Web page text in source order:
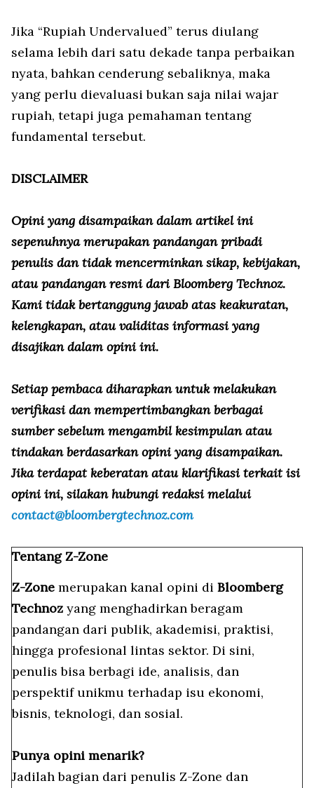
Jika “Rupiah Undervalued” terus diulang
selama lebih dari satu dekade tanpa perbaikan
nyata, bahkan cenderung sebaliknya, maka
yang perlu dievaluasi bukan saja nilai wajar
rupiah, tetapi juga pemahaman tentang
fundamental tersebut.
DISCLAIMER
Opini yang disampaikan dalam artikel ini
sepenuhnya merupakan pandangan pribadi
penulis dan tidak mencerminkan sikap, kebijakan,
atau pandangan resmi dari Bloomberg Technoz.
Kami tidak bertanggung jawab atas keakuratan,
kelengkapan, atau validitas informasi yang
disajikan dalam opini ini.
Setiap pembaca diharapkan untuk melakukan
verifikasi dan mempertimbangkan berbagai
sumber sebelum mengambil kesimpulan atau
tindakan berdasarkan opini yang disampaikan.
Jika terdapat keberatan atau klarifikasi terkait isi
opini ini, silakan hubungi redaksi melalui
contact@bloombergtechnoz.com
Tentang Z-Zone
Z-Zone merupakan kanal opini di Bloomberg
Technoz yang menghadirkan beragam
pandangan dari publik, akademisi, praktisi,
hingga profesional lintas sektor. Di sini,
penulis bisa berbagi ide, analisis, dan
perspektif unikmu terhadap isu ekonomi,
bisnis, teknologi, dan sosial.
Punya opini menarik?
Jadilah bagian dari penulis Z-Zone dan